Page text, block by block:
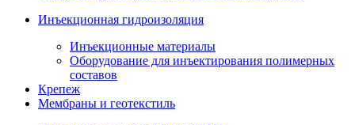
Инъекционная гидроизоляция
Инъекционные материалы
Оборудование для инъектирования полимерных
составов
Крепеж
Мембраны и геотекстиль